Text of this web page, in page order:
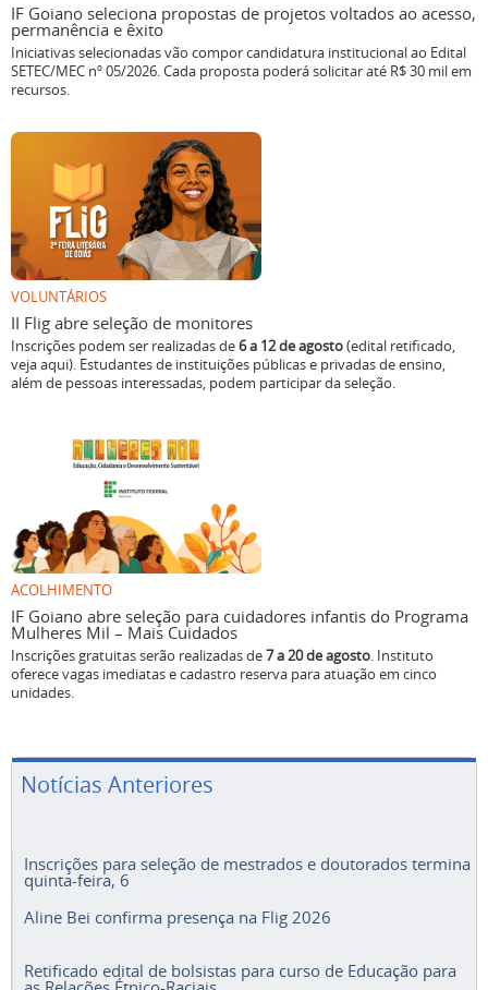
IF Goiano seleciona propostas de projetos voltados ao acesso,
permanência e êxito
Iniciativas selecionadas vão compor candidatura institucional ao Edital
SETEC/MEC nº 05/2026. Cada proposta poderá solicitar até R$ 30 mil em
recursos.
VOLUNTÁRIOS
II Flig abre seleção de monitores
Inscrições podem ser realizadas de6 a 12 de agosto(edital retificado,
veja aqui). Estudantes de instituições públicas e privadas de ensino,
além de pessoas interessadas, podem participar da seleção.
ACOLHIMENTO
IF Goiano abre seleção para cuidadores infantis do Programa
Mulheres Mil – Mais Cuidados
Inscrições gratuitas serão realizadas de7 a 20 de agosto. Instituto
oferece vagas imediatas e cadastro reserva para atuação em cinco
unidades.
Notícias Anteriores
Inscrições para seleção de mestrados e doutorados termina
quinta-feira, 6
Aline Bei confirma presença na Flig 2026
Retificado edital de bolsistas para curso de Educação para